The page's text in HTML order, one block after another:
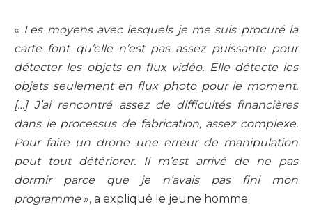
« Les moyens avec lesquels je me suis procuré la
carte font qu’elle n’est pas assez puissante pour
détecter les objets en flux vidéo. Elle détecte les
objets seulement en flux photo pour le moment.
[…] J’ai rencontré assez de difficultés financières
dans le processus de fabrication, assez complexe.
Pour faire un drone une erreur de manipulation
peut tout détériorer. Il m’est arrivé de ne pas
dormir parce que je n’avais pas fini mon
programme », a expliqué le jeune homme.